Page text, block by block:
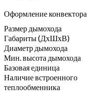
Оформление конвектора
Размер дымохода
Габариты (ДхШхВ)
Диаметр дымохода
Мин. высота дымохода
Базовая единица
Наличие встроенного
теплообменника